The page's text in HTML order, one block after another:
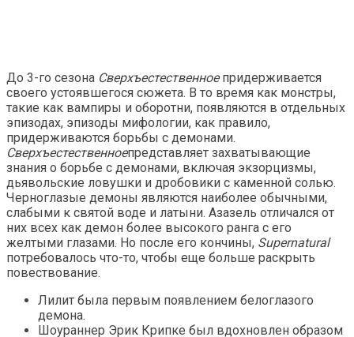
До 3-го сезона Сверхъестественноепридерживается
своего устоявшегося сюжета. В то время как монстры,
такие как вампиры и оборотни, появляются в отдельных
эпизодах, эпизоды мифологии, как правило,
придерживаются борьбы с демонами.
Сверхъестественноепредставляет захватывающие
знания о борьбе с демонами, включая экзорцизмы,
дьявольские ловушки и дробовики с каменной солью.
Черноглазые демоны являются наиболее обычными,
слабыми к святой воде и латыни. Азазель отличался от
них всех как демон более высокого ранга с его
желтыми глазами. Но после его кончины, Supernatural
потребовалось что-то, чтобы еще больше раскрыть
повествование.
Лилит была первым появлением белоглазого
демона.
Шоураннер Эрик Крипке был вдохновлен образом